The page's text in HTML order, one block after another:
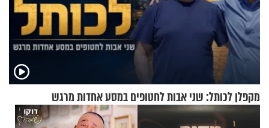
מקפלן לכותל: שני אבות לחטופים במסע אחדות מרגש